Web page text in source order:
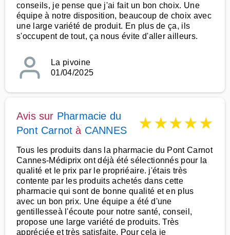
conseils, je pense que j'ai fait un bon choix. Une
équipe à notre disposition, beaucoup de choix avec
une large variété de produit. En plus de ça, ils
s'occupent de tout, ça nous évite d'aller ailleurs.
La pivoine
01/04/2025
Avis sur Pharmacie du
Pont Carnot à CANNES ★★★★★
Tous les produits dans la pharmacie du Pont Carnot
Cannes-Médiprix ont déjà été sélectionnés pour la
qualité et le prix par le propriéaire. j'étais très
contente par les produits achetés dans cette
pharmacie qui sont de bonne qualité et en plus
avec un bon prix. Une équipe a été d'une
gentillesseà l'écoute pour notre santé, conseil,
propose une large variété de produits. Très
appréciée et très satisfaite. Pour cela je